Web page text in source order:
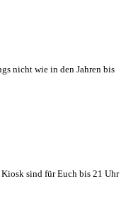
nicht wie in den Jahren bis
sind für Euch bis 21 Uhr